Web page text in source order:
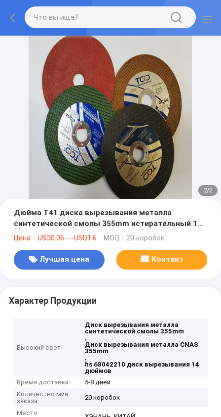
2/2
Дюйма T41 диска вырезывания металла
синтетической смолы 355mm истирательный 14
отрезал с колеса
Цена：USD0.06----USD1.6 MOQ：20 коробок
Лучшая цена Контакт
Характер Продукции
Высокий свет
Диск вырезывания металла
синтетической смолы 355mm
,
Диск вырезывания металла CNAS
355mm
,
hs 68042210 диск вырезывания 14
дюймов
Время доставки
5-8 дней
Количество мин
заказа
20 коробок
Место